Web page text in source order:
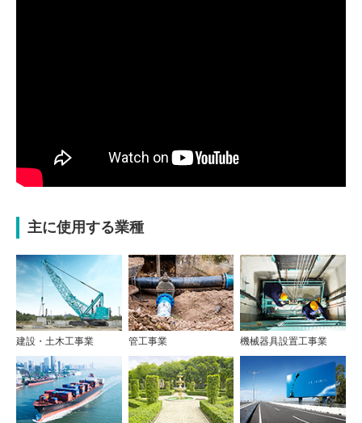
主に使用する業種
建設・土木工事業 管工事業 機械器具設置工事業